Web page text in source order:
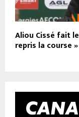
Aliou Cissé fait
repris la course »